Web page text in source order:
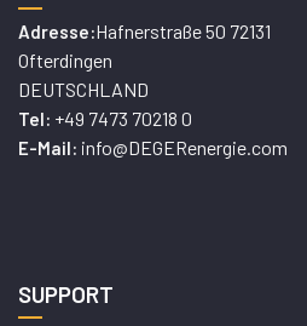
Adresse:Hafnerstraße 50 72131
Ofterdingen
DEUTSCHLAND
Tel: +49 7473 70218 0
E-Mail: info@DEGERenergie.com
SUPPORT